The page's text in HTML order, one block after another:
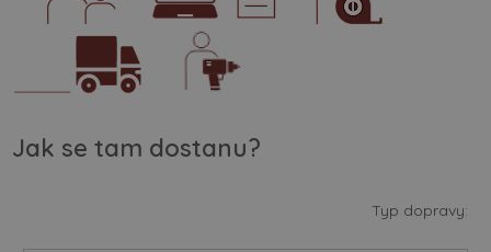
Jak se tam dostanu?
Typ dopravy: